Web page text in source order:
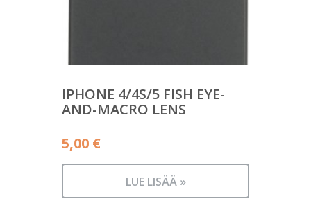
IPHONE 4/4S/5 FISH EYE-
AND-MACRO LENS
5,00 €
LUE LISÄÄ »